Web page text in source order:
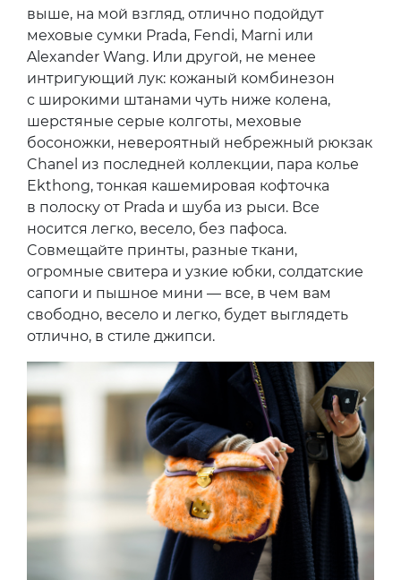
выше, на мой взгляд, отлично подойдут
меховые сумки Prada, Fendi, Marni или
Alexander Wang. Или другой, не менее
интригующий лук: кожаный комбинезон
с широкими штанами чуть ниже колена,
шерстяные серые колготы, меховые
босоножки, невероятный небрежный рюкзак
Chanel из последней коллекции, пара колье
Ekthong, тонкая кашемировая кофточка
в полоску от Prada и шуба из рыси. Все
носится легко, весело, без пафоса.
Cовмещайте принты, разные ткани,
огромные свитера и узкие юбки, солдатские
сапоги и пышное мини — все, в чем вам
свободно, весело и легко, будет выглядеть
отлично, в стиле джипси.